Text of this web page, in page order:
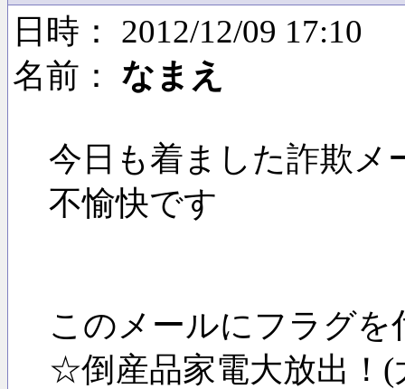
日時： 2012/12/09 17:10
名前： なまえ
今日も着ました詐欺メ
不愉快です
このメールにフラグを
☆倒産品家電大放出！(